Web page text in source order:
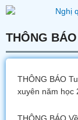
THÔNG BÁO
THÔNG BÁO
xuyên năm học